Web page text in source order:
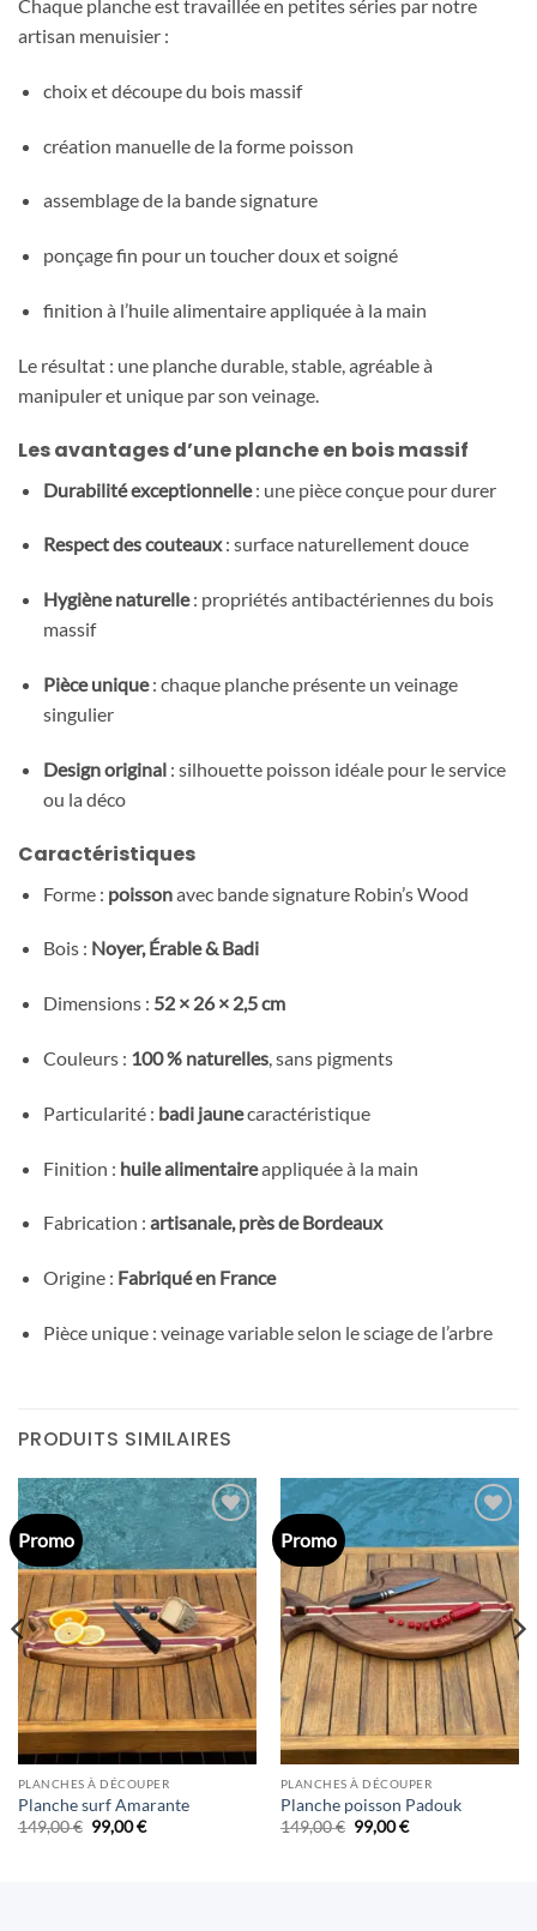
Chaque planche est travaillée en petites séries par notre
artisan menuisier :
choix et découpe du bois massif
création manuelle de la forme poisson
assemblage de la bande signature
ponçage fin pour un toucher doux et soigné
finition à l’huile alimentaire appliquée à la main
Le résultat : une planche durable, stable, agréable à
manipuler et unique par son veinage.
Les avantages d’une planche en bois massif
Durabilité exceptionnelle: une pièce conçue pour durer
Respect des couteaux: surface naturellement douce
Hygiène naturelle: propriétés antibactériennes du bois
massif
Pièce unique: chaque planche présente un veinage
singulier
Design original: silhouette poisson idéale pour le service
ou la déco
Caractéristiques
Forme : poissonavec bande signature Robin’s Wood
Bois : Noyer, Érable & Badi
Dimensions : 52 × 26 × 2,5 cm
Couleurs : 100 % naturelles, sans pigments
Particularité : badi jaunecaractéristique
Finition : huile alimentaireappliquée à la main
Fabrication : artisanale, près de Bordeaux
Origine : Fabriqué en France
Pièce unique : veinage variable selon le sciage de l’arbre
PRODUITS SIMILAIRES
Promo
à la liste
d’envies
PLANCHES À DÉCOUPER
Planche surf Amarante
149,00€ Le
prix
99,00€Le
Promo
à la liste
d’envies
PLANCHES À DÉCOUPER
Planche poisson Padouk
149,00€ Le
prix
99,00€Le